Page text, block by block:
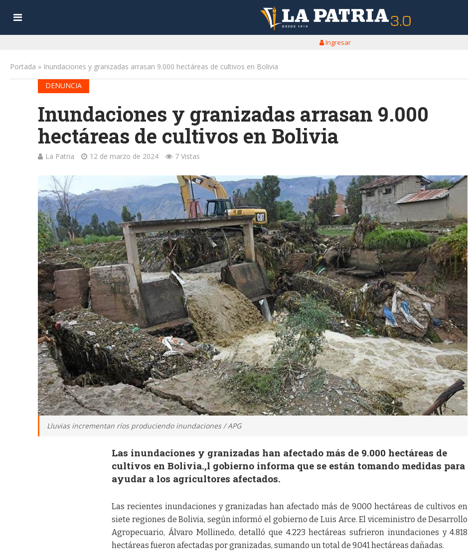
Ingresar
Portada » Inundaciones y granizadas arrasan 9.000 hectáreas de cultivos en Bolivia
DENUNCIA
Inundaciones y granizadas arrasan 9.000
hectáreas de cultivos en Bolivia
La Patria 12 de marzo de 2024 7 Vistas
Lluvias incrementan ríos produciendo inundaciones / APG
Las inundaciones y granizadas han afectado más de 9.000 hectáreas de
cultivos en Bolivia.,l gobierno informa que se están tomando medidas para
ayudar a los agricultores afectados.
Las recientes inundaciones y granizadas han afectado más de 9.000 hectáreas de cultivos en
siete regiones de Bolivia, según informó el gobierno de Luis Arce. El viceministro de Desarrollo
Agropecuario, Álvaro Mollinedo, detalló que 4.223 hectáreas sufrieron inundaciones y 4.818
hectáreas fueron afectadas por granizadas, sumando un total de 9.041 hectáreas dañadas.